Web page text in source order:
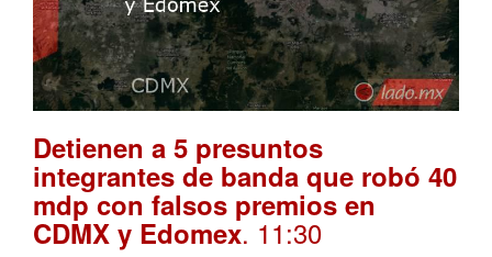
Detienen a 5 presuntos
integrantes de banda que robó 40
mdp con falsos premios en
CDMX y Edomex. 11:30